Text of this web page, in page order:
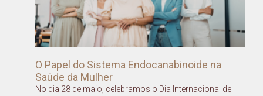
O Papel do Sistema Endocanabinoide na
Saúde da Mulher
No dia 28 de maio, celebramos o Dia Internacional de